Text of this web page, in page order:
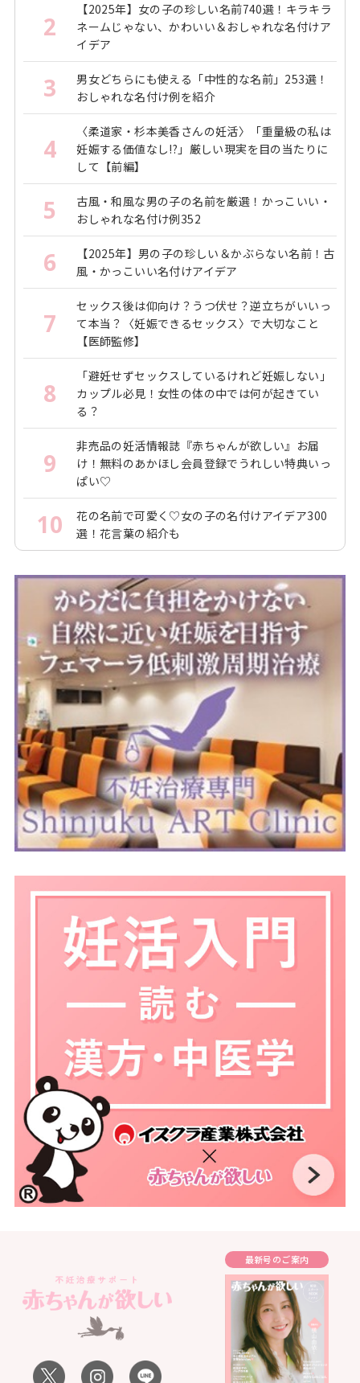
2
【2025年】女の子の珍しい名前740選！キラキラ
ネームじゃない、かわいい＆おしゃれな名付けア
イデア
3
男女どちらにも使える「中性的な名前」253選！
おしゃれな名付け例を紹介
4
〈柔道家・杉本美香さんの妊活〉「重量級の私は
妊娠する価値なし!?」厳しい現実を目の当たりに
して【前編】
5
古風・和風な男の子の名前を厳選！かっこいい・
おしゃれな名付け例352
6
【2025年】男の子の珍しい＆かぶらない名前！古
風・かっこいい名付けアイデア
7
セックス後は仰向け？うつ伏せ？逆立ちがいいっ
て本当？〈妊娠できるセックス〉で大切なこと
【医師監修】
8
「避妊せずセックスしているけれど妊娠しない」
カップル必見！女性の体の中では何が起きてい
る？
9
非売品の妊活情報誌『赤ちゃんが欲しい』お届
け！無料のあかほし会員登録でうれしい特典いっ
ぱい♡
10
花の名前で可愛く♡女の子の名付けアイデア300
選！花言葉の紹介も
最新号のご案内